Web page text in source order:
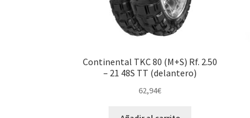
Continental TKC 80 (M+S) Rf. 2.50
– 21 48S TT (delantero)
62,94€